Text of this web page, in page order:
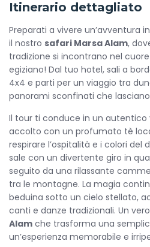
Itinerario dettagliato
Preparati a vivere un’avventura
il nostro safari Marsa Alam,
tradizione si incontrano nel
egiziano! Dal tuo hotel, sali a
4x4 e parti per un viaggio tra
panorami sconfinati che
Il tour ti conduce in un autentico
accolto con un profumato tè
respirare l’ospitalità e i colori del
sale con un divertente giro in
seguito da una rilassante
tra le montagne. La magia
beduina sotto un cielo stellato,
canti e danze tradizionali. Un vero
Alam che trasforma una
un’esperienza memorabile e